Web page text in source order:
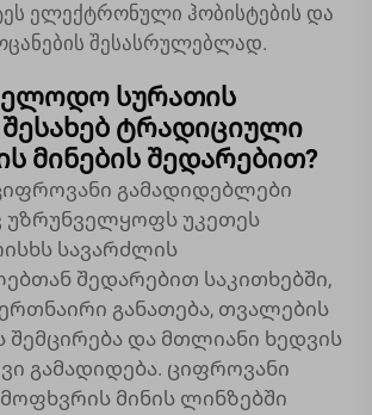
ელექტრონული ჰობისტების და
შესასრულებლად.
სურათის
შესახებ ტრადიციული
მინების შედარებით?
გამადიდებლები
უზრუნველყოფს უკეთეს
სავარძლის
შედარებით საკითხებში,
განათება, თვალების
და მთლიანი ხედვის
გამადიდება. ციფროვანი
მინის ლინზებში